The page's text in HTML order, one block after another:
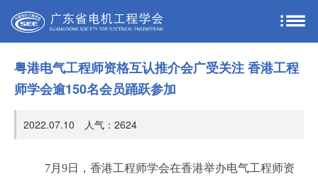
粤港电气工程师资格互认推介会广受关注 香港工程
师学会逾150名会员踊跃参加
2022.07.10 人气： 2624
7月9日，香港工程师学会在香港举办电气工程师资